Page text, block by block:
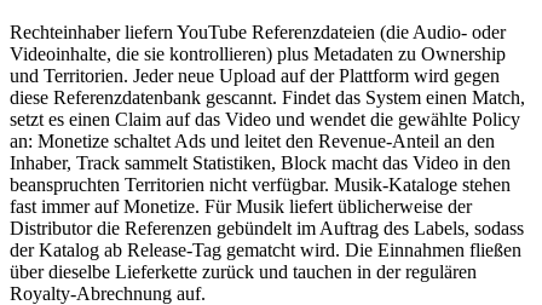
Rechteinhaber liefern YouTube Referenzdateien (die Audio- oder
Videoinhalte, die sie kontrollieren) plus Metadaten zu Ownership
und Territorien. Jeder neue Upload auf der Plattform wird gegen
diese Referenzdatenbank gescannt. Findet das System einen Match,
setzt es einen Claim auf das Video und wendet die gewählte Policy
an: Monetize schaltet Ads und leitet den Revenue-Anteil an den
Inhaber, Track sammelt Statistiken, Block macht das Video in den
beanspruchten Territorien nicht verfügbar. Musik-Kataloge stehen
fast immer auf Monetize. Für Musik liefert üblicherweise der
Distributor die Referenzen gebündelt im Auftrag des Labels, sodass
der Katalog ab Release-Tag gematcht wird. Die Einnahmen fließen
über dieselbe Lieferkette zurück und tauchen in der regulären
Royalty-Abrechnung auf.